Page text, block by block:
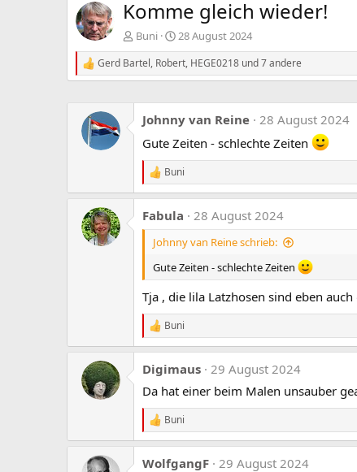
Komme gleich wieder!
Buni 28 August 2024
R
e
t
i
o
Gerd Bartel, Robert, HEGE0218 und 7 andere
Johnny van Reine 28 August 2024
Gute Zeiten - schlechte Zeiten
R
e
a
k
t
n
e
n
:
Buni
Fabula 28 August 2024
Johnny van Reine schrieb:
Gute Zeiten - schlechte Zeiten
Tja , die lila Latzhosen sind eben
R
e
a
k
i
o
n
e
n
:
Buni
Digimaus
29 August 2024
Da hat einer beim Malen unsauber
R
e
a
k
Buni
WolfgangF
29 August 2024